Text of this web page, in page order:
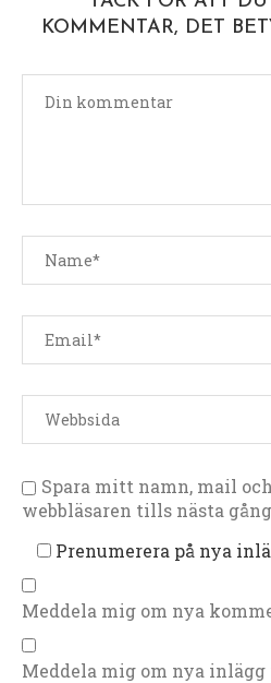
KOMMENTAR, DET
Spara mitt namn, mail
webbläsaren tills nästa
Prenumerera på nya
Meddela mig om nya
Meddela mig om nya inlägg